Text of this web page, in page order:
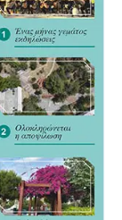
που
τις
για
ανάπτυξη